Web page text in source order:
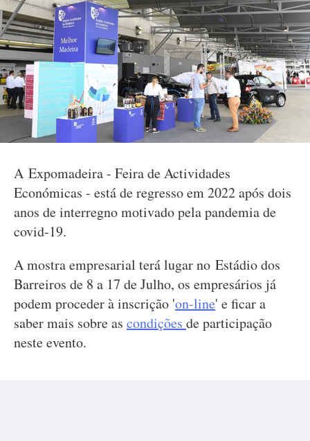
A Expomadeira - Feira de Actividades
Económicas - está de regresso em 2022 após dois
anos de interregno motivado pela pandemia de
covid-19.
A mostra empresarial terá lugar no Estádio dos
Barreiros de 8 a 17 de Julho, os empresários já
podem proceder à inscrição 'on-line' e ficar a
saber mais sobre as condições de participação
neste evento.